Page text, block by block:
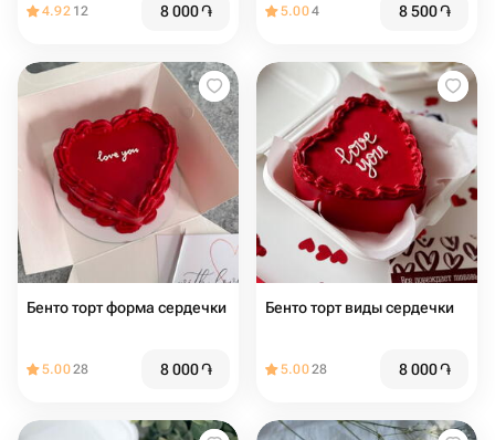
4.92 12 8 000֏ 5.004 8 500֏
Бенто торт форма сердечки
5.0028 8 000֏
Бенто торт виды сердечки
5.0028 8 000֏